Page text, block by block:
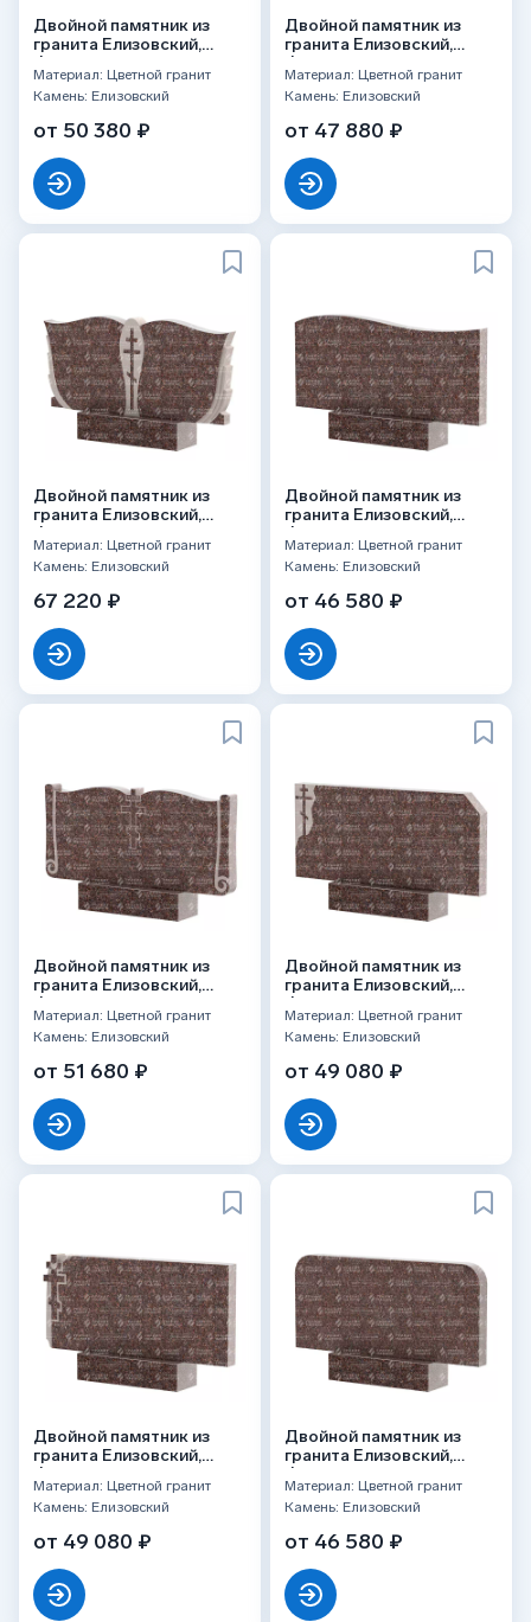
Двойной памятник из
гранита Елизовский,
ФГЦ-264
Материал: Цветной гранит
Камень: Елизовский
от 50 380 ₽
Двойной памятник из
гранита Елизовский,
ФГЦ-137
Материал: Цветной гранит
Камень: Елизовский
от 47 880 ₽
Двойной памятник из
гранита Елизовский,
ФГЦ-136
Материал: Цветной гранит
Камень: Елизовский
67 220 ₽
Двойной памятник из
гранита Елизовский,
ФГЦ-255
Материал: Цветной гранит
Камень: Елизовский
от 46 580 ₽
Двойной памятник из
гранита Елизовский,
ФГЦ-263
Материал: Цветной гранит
Камень: Елизовский
от 51 680 ₽
Двойной памятник из
гранита Елизовский,
ФГЦ-134
Материал: Цветной гранит
Камень: Елизовский
от 49 080 ₽
Двойной памятник из
гранита Елизовский,
ФГЦ-139
Материал: Цветной гранит
Камень: Елизовский
от 49 080 ₽
Двойной памятник из
гранита Елизовский,
ФГЦ-254
Материал: Цветной гранит
Камень: Елизовский
от 46 580 ₽